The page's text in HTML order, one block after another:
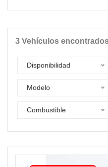
3 Vehículos
Disponibilidad
Modelo
Combustible